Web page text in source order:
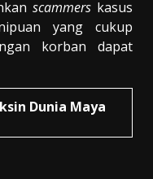
scammerskasus
yang cukup
korban dapat
Dunia Maya